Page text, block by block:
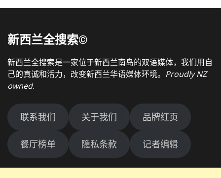
新西兰全搜索©
新西兰全搜索是一家位于新西兰南岛的双语媒体，我们用自
己的真诚和活力，改变新西兰华语媒体环境。 Proudly NZ
owned.
联系我们 关于我们 品牌红页
餐厅榜单 隐私条款 记者编辑